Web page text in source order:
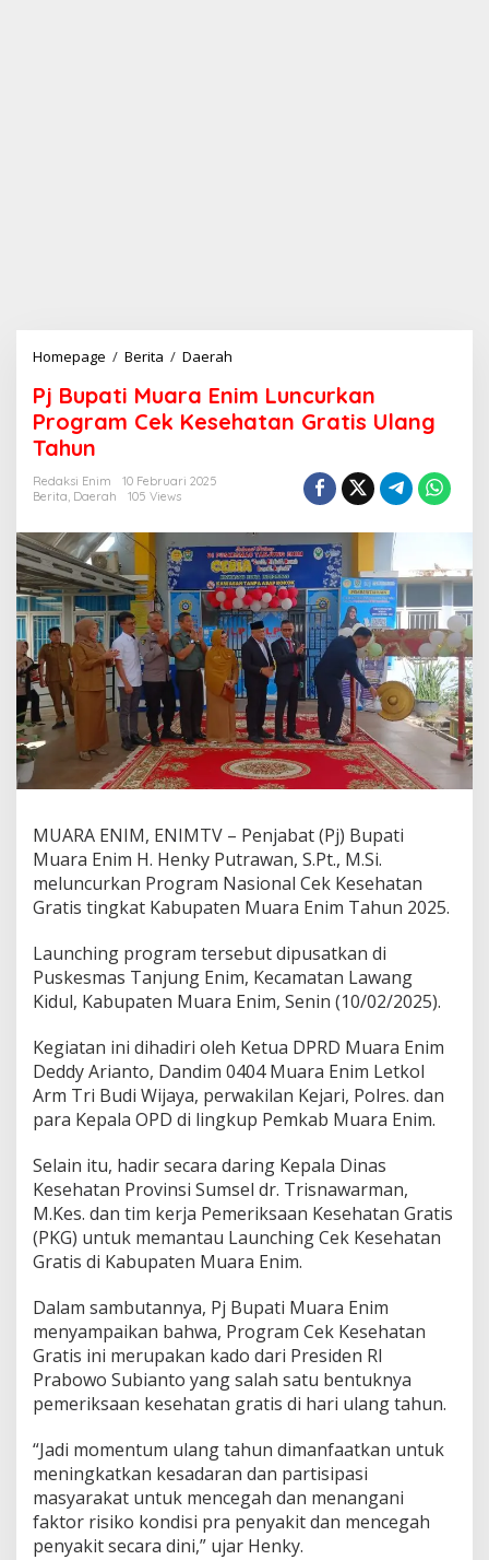
Homepage / Berita / Daerah
B
u
p
u
a
r
a
E
n
i
m
L
u
n
c
u
r
P
r
o
r
a
m
C
k
K
e
s
e
a
t
a
n
G
r
t
i
s
U
l
a
n
T
a
h
u
n
Pj Bupati Muara Enim Luncurkan
Program Cek Kesehatan Gratis Ulang
Tahun
Redaksi Enim
10 Februari 2025
Berita, Daerah 105 Views
MUARA ENIM, ENIMTV – Penjabat (Pj) Bupati
Muara Enim H. Henky Putrawan, S.Pt., M.Si.
meluncurkan Program Nasional Cek Kesehatan
Gratis tingkat Kabupaten Muara Enim Tahun 2025.
Launching program tersebut dipusatkan di
Puskesmas Tanjung Enim, Kecamatan Lawang
Kidul, Kabupaten Muara Enim, Senin (10/02/2025).
Kegiatan ini dihadiri oleh Ketua DPRD Muara Enim
Deddy Arianto, Dandim 0404 Muara Enim Letkol
Arm Tri Budi Wijaya, perwakilan Kejari, Polres. dan
para Kepala OPD di lingkup Pemkab Muara Enim.
Selain itu, hadir secara daring Kepala Dinas
Kesehatan Provinsi Sumsel dr. Trisnawarman,
M.Kes. dan tim kerja Pemeriksaan Kesehatan Gratis
(PKG) untuk memantau Launching Cek Kesehatan
Gratis di Kabupaten Muara Enim.
Dalam sambutannya, Pj Bupati Muara Enim
menyampaikan bahwa, Program Cek Kesehatan
Gratis ini merupakan kado dari Presiden RI
Prabowo Subianto yang salah satu bentuknya
pemeriksaan kesehatan gratis di hari ulang tahun.
“Jadi momentum ulang tahun dimanfaatkan untuk
meningkatkan kesadaran dan partisipasi
masyarakat untuk mencegah dan menangani
faktor risiko kondisi pra penyakit dan mencegah
penyakit secara dini,” ujar Henky.